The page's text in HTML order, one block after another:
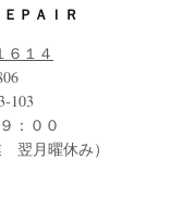
ＰＡＩＲ
６１４
103
：００
月曜休み）